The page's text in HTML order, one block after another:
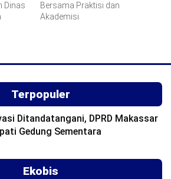
Dinas
Bersama Praktisi dan
Akademisi
Terpopuler
Ditandatangani, DPRD Makassar
Gedung Sementara
Ekobis